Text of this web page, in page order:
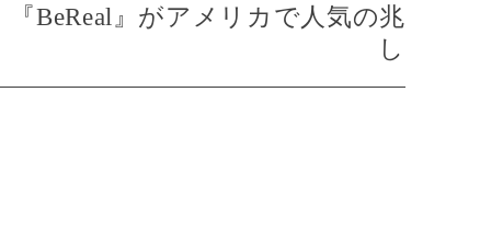
『BeReal』がアメリカで人気の兆
し